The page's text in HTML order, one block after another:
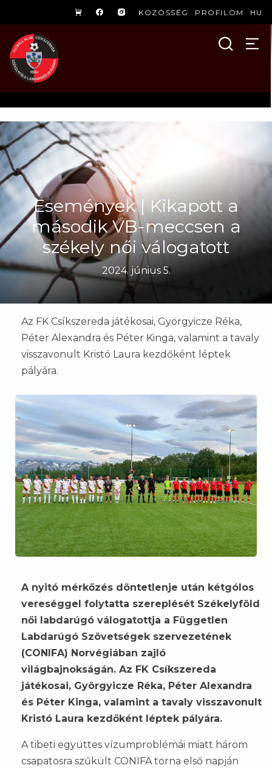
KÖZÖSSÉG PROFILOM HU
Események | Kikapott a
második VB-meccsen a
székely női válogatott
2024. június 5.
Az FK Csíkszereda játékosai, Györgyicze Réka,
Péter Alexandra és Péter Kinga, valamint a tavaly
visszavonult Kristó Laura kezdőként léptek
pályára.
A nyitó mérkőzés döntetlenje után kétgólos
vereséggel folytatta szereplését Székelyföld
női labdarúgó válogatottja a Független
Labdarúgó Szövetségek szervezetének
(CONIFA) Norvégiában zajló
világbajnokságán. Az FK Csíkszereda
játékosai, Györgyicze Réka, Péter Alexandra
és Péter Kinga, valamint a tavaly visszavonult
Kristó Laura kezdőként léptek pályára.
A tibeti együttes vízumproblémái miatt három
csapatosra szűkült CONIFA torna első napján